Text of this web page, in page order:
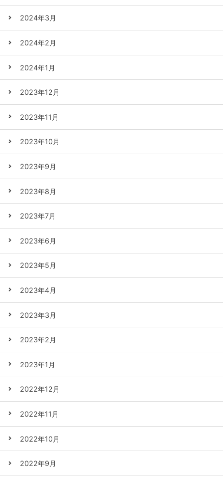
2024年3月
2024年2月
2024年1月
2023年12月
2023年11月
2023年10月
2023年9月
2023年8月
2023年7月
2023年6月
2023年5月
2023年4月
2023年3月
2023年2月
2023年1月
2022年12月
2022年11月
2022年10月
2022年9月